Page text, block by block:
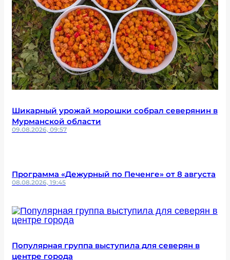
Шикарный урожай морошки собрал северянин в
Мурманской области
09.08.2026, 09:57
Программа «Дежурный по Печенге» от 8 августа
08.08.2026, 19:45
Популярная группа выступила для северян в
центре города